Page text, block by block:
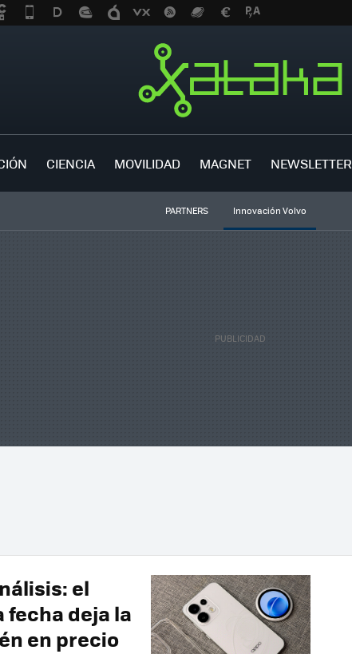
CIENCIA MOVILIDAD MAGNET NEWSLETTER
PARTNERS Innovación Volvo
el
fecha deja la
en precio